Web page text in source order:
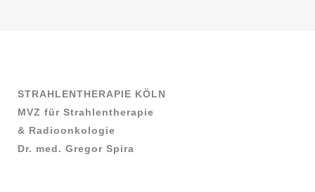
STRAHLENTHERAPIE KÖLN
MVZ für Strahlentherapie
& Radioonkologie
Dr. med. Gregor Spira